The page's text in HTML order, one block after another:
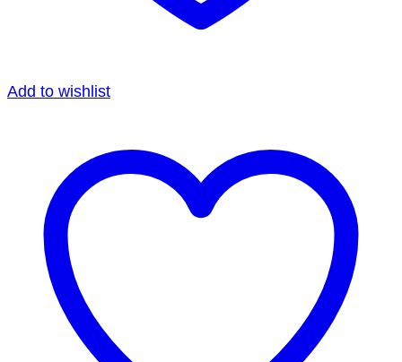
Add to wishlist